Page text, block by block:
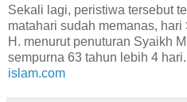
Sekali lagi, peristiwa tersebut
matahari sudah memanas, hari
H. menurut penuturan Syaikh
sempurna 63 tahun lebih 4 hari.
islam.com